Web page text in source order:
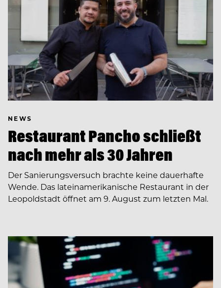
NEWS
Restaurant Pancho schließt
nach mehr als 30 Jahren
Der Sanierungsversuch brachte keine dauerhafte
Wende. Das lateinamerikanische Restaurant in der
Leopoldstadt öffnet am 9. August zum letzten Mal.